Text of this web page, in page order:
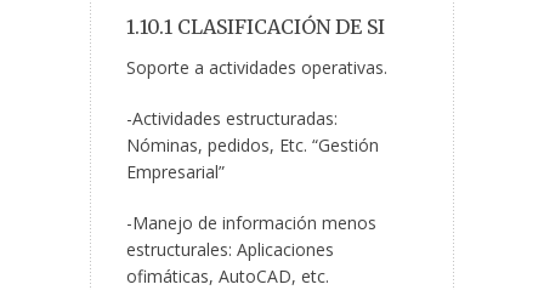
1.10.1 CLASIFICACIÓN DE SI
Soporte a actividades operativas.
-Actividades estructuradas:
Nóminas, pedidos, Etc. “Gestión
Empresarial”
-Manejo de información menos
estructurales: Aplicaciones
ofimáticas, AutoCAD, etc.